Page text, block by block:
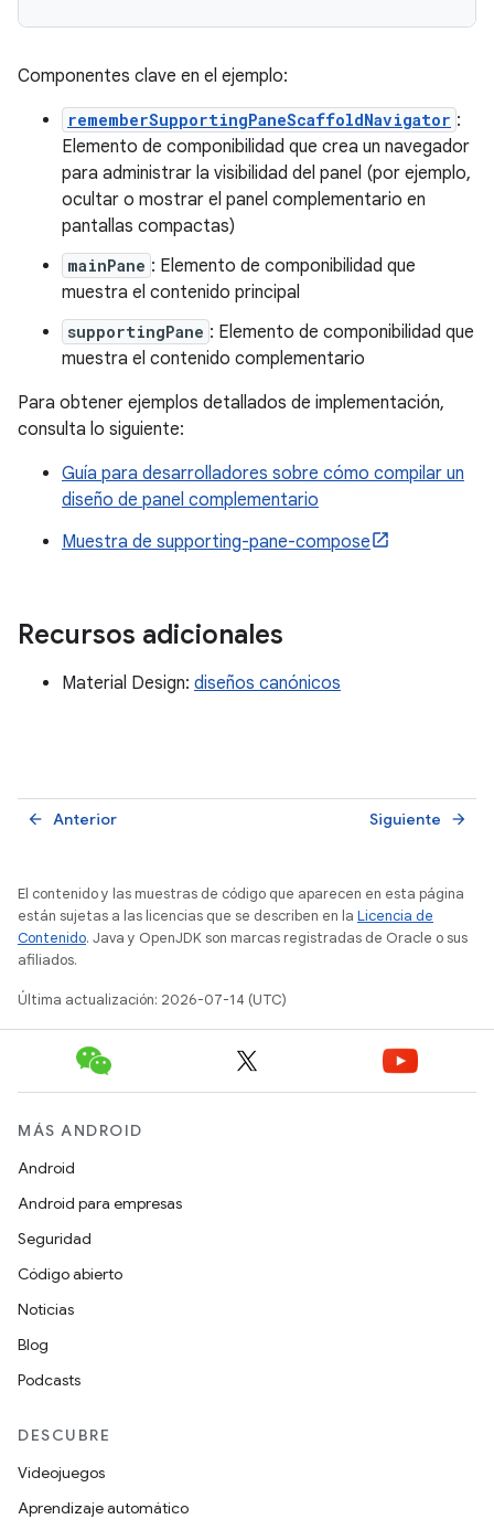
Componentes clave en el ejemplo:
rememberSupportingPaneScaffoldNavigator :
Elemento de componibilidad que crea un navegador
para administrar la visibilidad del panel (por ejemplo,
ocultar o mostrar el panel complementario en
pantallas compactas)
mainPane : Elemento de componibilidad que
muestra el contenido principal
supportingPane : Elemento de componibilidad que
muestra el contenido complementario
Para obtener ejemplos detallados de implementación,
consulta lo siguiente:
Guía para desarrolladores sobre cómo compilar un
diseño de panel complementario
Muestra de supporting-pane-compose
Recursos adicionales
Material Design: diseños canónicos
Anterior
arrow_back Siguiente arrow_forward
El contenido y las muestras de código que aparecen en esta página
están sujetas a las licencias que se describen en la Licencia de
Contenido. Java y OpenJDK son marcas registradas de Oracle o sus
afiliados.
Última actualización: 2026-07-14 (UTC)
MÁS ANDROID
Android
Android para empresas
Seguridad
Código abierto
Noticias
Blog
Podcasts
DESCUBRE
Videojuegos
Aprendizaje automático